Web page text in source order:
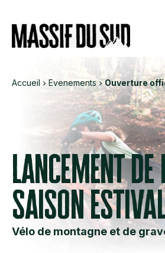
Accueil Evenements Ouverture
Lancement
saison
Vélo de montagne et de